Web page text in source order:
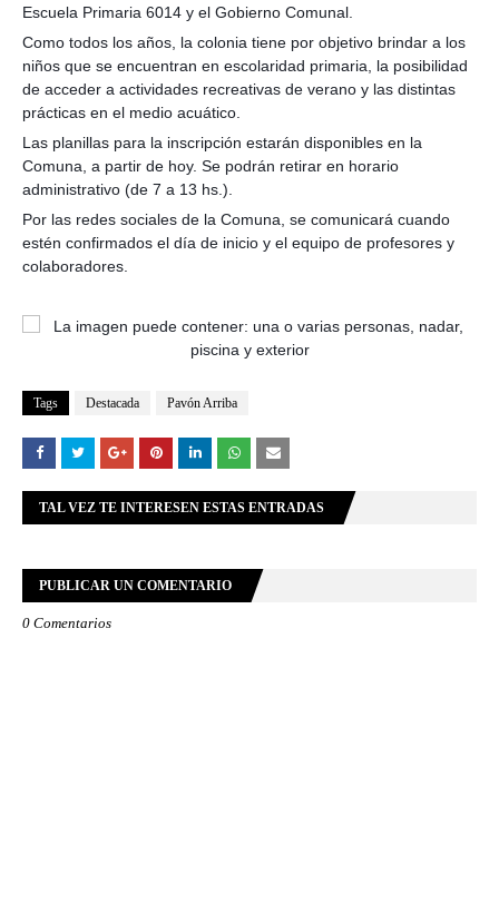
Escuela Primaria 6014 y el Gobierno Comunal.
Como todos los años, la colonia tiene por objetivo brindar a los
niños que se encuentran en escolaridad primaria, la posibilidad
de acceder a actividades recreativas de verano y las distintas
prácticas en el medio acuático.
Las planillas para la inscripción estarán disponibles en la
Comuna, a partir de hoy. Se podrán retirar en horario
administrativo (de 7 a 13 hs.).
Por las redes sociales de la Comuna, se comunicará cuando
estén confirmados el día de inicio y el equipo de profesores y
colaboradores.
Tags Destacada Pavón Arriba
TAL VEZ TE INTERESEN ESTAS ENTRADAS
PUBLICAR UN COMENTARIO
0 Comentarios